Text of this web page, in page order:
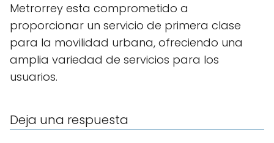
Metrorrey esta comprometido a
proporcionar un servicio de primera clase
para la movilidad urbana, ofreciendo una
amplia variedad de servicios para los
usuarios.
Deja una respuesta